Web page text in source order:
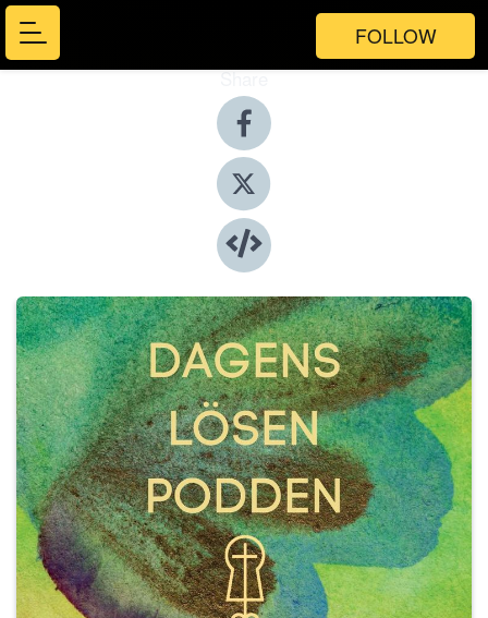
FOLLOW
Share